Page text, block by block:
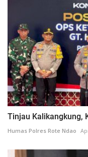
Tinjau Kalikangkung,
Humas Polres Rote Ndao